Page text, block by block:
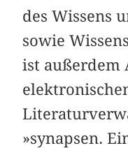
des Wissens
sowie
ist außerdem
»synapsen.